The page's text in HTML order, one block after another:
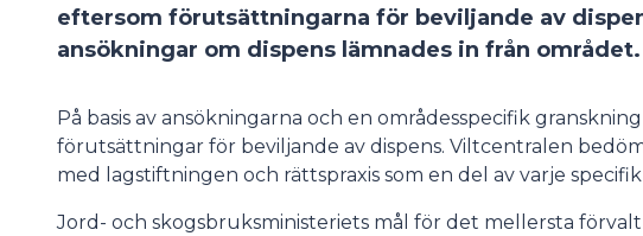
eftersom förutsättningarna för beviljande av
ansökningar om dispens lämnades in från området.
På basis av ansökningarna och en områdesspecifik
förutsättningar för beviljande av dispens. Viltcentralen
med lagstiftningen och rättspraxis som en del av varje
Jord- och skogsbruksministeriets mål för det mellersta